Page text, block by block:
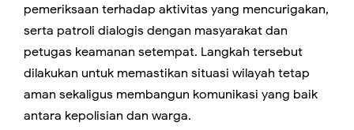
pemeriksaan terhadap aktivitas yang mencurigakan,
serta patroli dialogis dengan masyarakat dan
petugas keamanan setempat. Langkah tersebut
dilakukan untuk memastikan situasi wilayah tetap
aman sekaligus membangun komunikasi yang baik
antara kepolisian dan warga.